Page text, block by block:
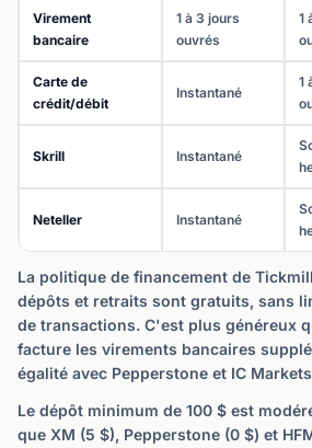
Virement
bancaire
1 à 3 jours
ouvrés
1
Carte de
crédit/débit
Instantané
1
Skrill Instantané
Neteller Instantané
La politique de financement de
dépôts et retraits sont gratuits, sans
de transactions. C'est plus généreux
facture les virements bancaires
égalité avec Pepperstone et IC
Le dépôt minimum de 100 $ est
que XM (5 $), Pepperstone (0 $) et